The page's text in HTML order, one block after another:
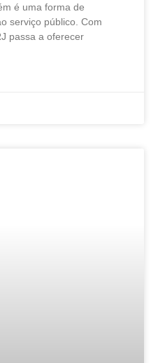
é uma forma de
serviço público. Com
passa a oferecer